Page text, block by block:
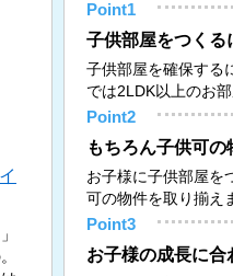
Point1
子供部屋をつくる
子供部屋を確保する
では2LDK以上のお
Point2
もちろん子供可の
お子様に子供部屋を
可の物件を取り揃え
Point3
お子様の成長に合